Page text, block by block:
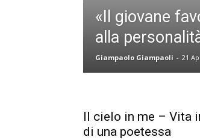
«Il giovane
alla
Giampaolo Giampaoli - 21
Il cielo in me – Vita
di una poetessa